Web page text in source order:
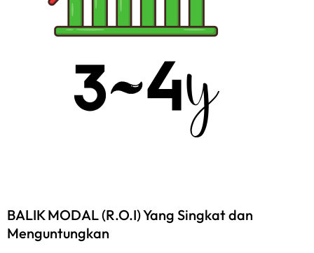
BALIK MODAL (R.O.I) Yang Singkat dan
Menguntungkan